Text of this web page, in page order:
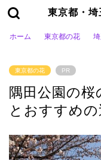
東京都・
ホーム 東京都の花
東京都の花 PR
隅田公園の
とおすすめ